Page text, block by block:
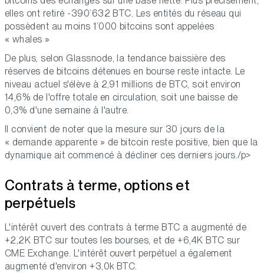
elles ont retiré -390’632 BTC. Les entités du réseau qui
possèdent au moins 1’000 bitcoins sont appelées
« whales »
De plus, selon Glassnode, la tendance baissière des
réserves de bitcoins détenues en bourse reste intacte. Le
niveau actuel s'élève à 2,91 millions de BTC, soit environ
14,6% de l'offre totale en circulation, soit une baisse de
0,3% d'une semaine à l'autre.
Il convient de noter que la mesure sur 30 jours de la
« demande apparente » de bitcoin reste positive, bien que la
dynamique ait commencé à décliner ces derniers jours./p>
Contrats à terme, options et
perpétuels
L'intérêt ouvert des contrats à terme BTC a augmenté de
+2,2K BTC sur toutes les bourses, et de +6,4K BTC sur
CME Exchange. L'intérêt ouvert perpétuel a également
augmenté d'environ +3,0k BTC.